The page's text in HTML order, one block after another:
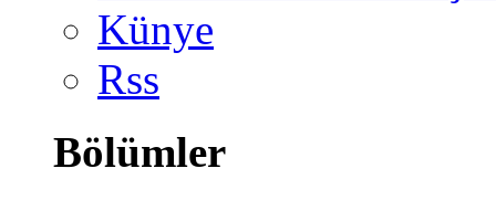
Künye
Rss
Bölümler